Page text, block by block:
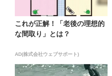
これが正解！「老後の理想的
な間取り」とは？
AD(株式会社ウェブサポート)